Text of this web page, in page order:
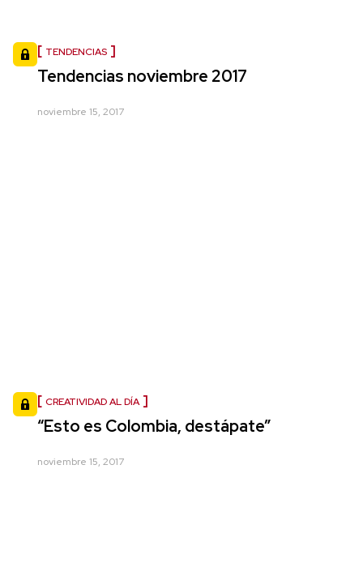
TENDENCIAS
Tendencias noviembre 2017
noviembre 15, 2017
CREATIVIDAD AL DÍA
“Esto es Colombia, destápate”
noviembre 15, 2017